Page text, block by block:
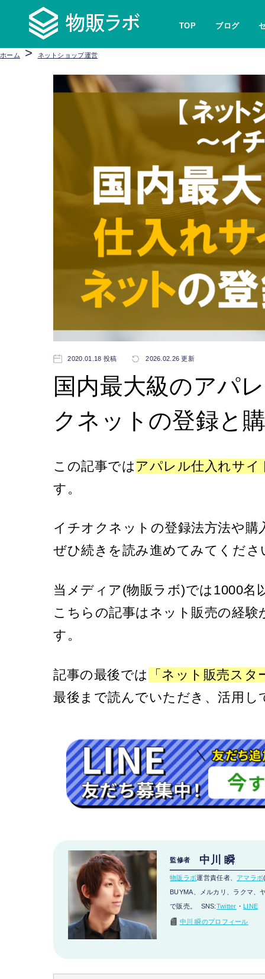
TOP ブログ
ホーム > ネットショップ運営
2020.01.18 投稿 2026.02.26 更新
国内最大級のアパ
クネットの登録と
この記事では アパレル仕入れサ
す。
イチオクネットの登録法方法や購
ぜひ続きを読み進めてみてくださ
当メディア(物販ラボ)では1000名
こちらの記事はネット販売の経
す。
記事の最後では
「ネット販売ス
最後まで読んでいただき、活用し
監修者 中川 瞬
物販ラボ運営責任者、 アマラボ
BUYMA、メルカリ、ラクマ、
で販売。 SNS:Twitter ・ LINE
中川 瞬のプロフィール